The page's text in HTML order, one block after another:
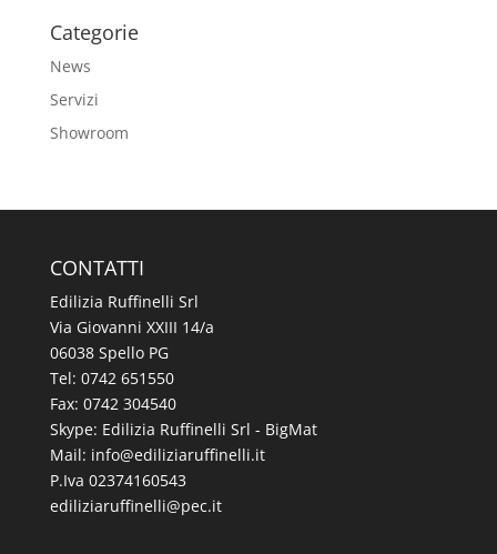
Categorie
News
Servizi
Showroom
CONTATTI
Edilizia Ruffinelli Srl
Via Giovanni XXIII 14/a
06038 Spello PG
Tel: 0742 651550
Fax: 0742 304540
Skype: Edilizia Ruffinelli Srl - BigMat
Mail:
ti.illeniffuraizilide
@ofni
P.Iva 02374160543
ti.cep
@illeniffuraizilide